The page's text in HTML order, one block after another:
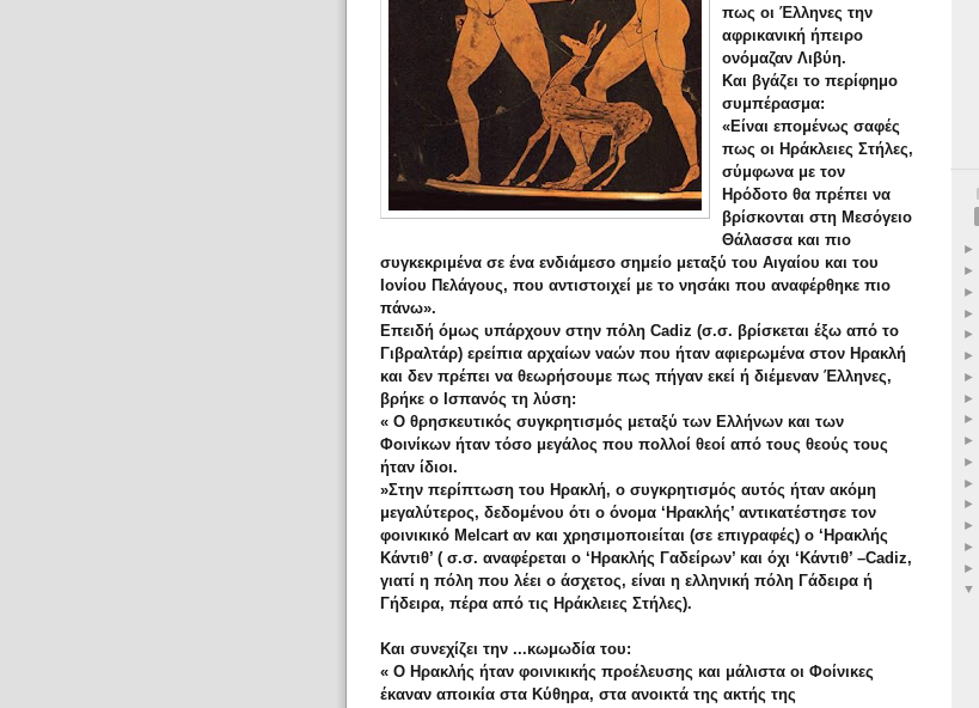
πως οι Έλληνες την
αφρικανική ήπειρο
ονόμαζαν Λιβύη.
Και βγάζει το περίφημο
συμπέρασμα:
«Είναι επομένως σαφές
πως οι Ηράκλειες Στήλες,
σύμφωνα με τον
Ηρόδοτο θα πρέπει να
βρίσκονται στη Μεσόγειο
Θάλασσα και πιο
συγκεκριμένα σε ένα ενδιάμεσο σημείο μεταξύ του Αιγαίου και του
Ιονίου Πελάγους, που αντιστοιχεί με το νησάκι που αναφέρθηκε πιο
πάνω».
Επειδή όμως υπάρχουν στην πόλη Cadiz (σ.σ. βρίσκεται έξω από το
Γιβραλτάρ) ερείπια αρχαίων ναών που ήταν αφιερωμένα στον Ηρακλή
και δεν πρέπει να θεωρήσουμε πως πήγαν εκεί ή διέμεναν Έλληνες,
βρήκε ο Ισπανός τη λύση:
« Ο θρησκευτικός συγκρητισμός μεταξύ των Ελλήνων και των
Φοινίκων ήταν τόσο μεγάλος που πολλοί θεοί από τους θεούς τους
ήταν ίδιοι.
»Στην περίπτωση του Ηρακλή, ο συγκρητισμός αυτός ήταν ακόμη
μεγαλύτερος, δεδομένου ότι ο όνομα ‘Ηρακλής’ αντικατέστησε τον
φοινικικό Melcart αν και χρησιμοποιείται (σε επιγραφές) ο ‘Ηρακλής
Κάντιθ’ ( σ.σ. αναφέρεται ο ‘Ηρακλής Γαδείρων’ και όχι ‘Κάντιθ’ –Cadiz,
γιατί η πόλη που λέει ο άσχετος, είναι η ελληνική πόλη Γάδειρα ή
Γήδειρα, πέρα από τις Ηράκλειες Στήλες).
Και συνεχίζει την ...κωμωδία του:
« Ο Ηρακλής ήταν φοινικικής προέλευσης και μάλιστα οι Φοίνικες
έκαναν αποικία στα Κύθηρα, στα ανοικτά της ακτής της
►
►
►
►
►
►
►
►
►
►
►
►
►
►
►
►
▼